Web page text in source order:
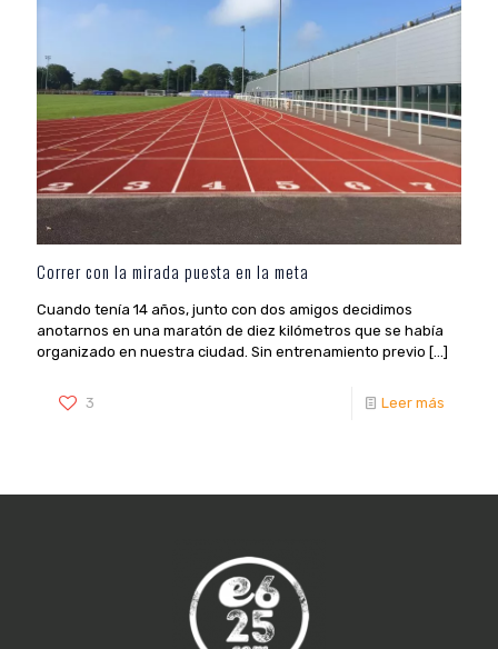
Correr con la mirada puesta en la meta
Cuando tenía 14 años, junto con dos amigos decidimos
anotarnos en una maratón de diez kilómetros que se había
organizado en nuestra ciudad. Sin entrenamiento previo […]
3 Leer más